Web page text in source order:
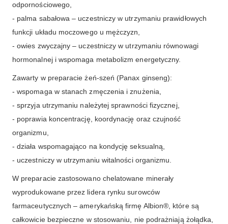
odpornościowego,
- palma sabałowa – uczestniczy w utrzymaniu prawidłowych
funkcji układu moczowego u mężczyzn,
- owies zwyczajny – uczestniczy w utrzymaniu równowagi
hormonalnej i wspomaga metabolizm energetyczny.
Zawarty w preparacie żeń-szeń (Panax ginseng):
- wspomaga w stanach zmęczenia i znużenia,
- sprzyja utrzymaniu należytej sprawności fizycznej,
- poprawia koncentrację, koordynację oraz czujność
organizmu,
- działa wspomagająco na kondycję seksualną,
- uczestniczy w utrzymaniu witalności organizmu.
W preparacie zastosowano chelatowane minerały
wyprodukowane przez lidera rynku surowców
farmaceutycznych – amerykańską firmę Albion®, które są
całkowicie bezpieczne w stosowaniu, nie podrażniają żołądka,